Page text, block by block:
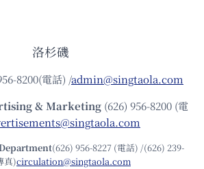
洛杉磯
8200(電話) /admin@singtaola.com
& Marketing (626) 956-8200 (電
(626) 956-8227 (電話) /(626) 239-
真)circulation@singtaola.com